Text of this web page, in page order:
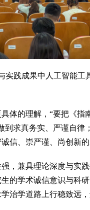
践成果中人工智能工
的理解，“要把《指
求真务实、严谨自
信、崇严谨、尚创新的
兼具理论深度与实
的学术诚信意识与科
学道路上行稳致远